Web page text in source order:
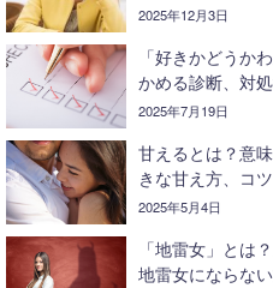
2025年12月3日
「好きかどうか
かめる診断、対
2025年7月19日
甘えるとは？意
きな甘え方、コ
2025年5月4日
「地雷女」とは
地雷女にならな